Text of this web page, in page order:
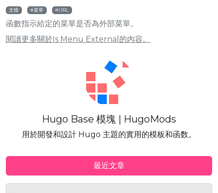
文檔 菜單 URL
函數指示給定的菜單是否為外部菜單。
閱讀更多關於Is Menu External的內容。
Hugo Base 模塊 | HugoMods
用於開發和設計 Hugo 主題的實用的模板和函数。
最近文章